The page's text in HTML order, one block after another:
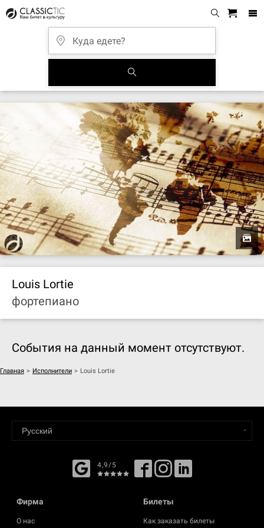
Louis Lortie
фортепиано
События на данный момент отсутствуют.
Главная > Исполнители > Louis Lortie
4,9/5
Фирма
О нас
Билеты
Как заказать билеты